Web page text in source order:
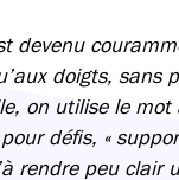
devenu
doigts, sans
on utilise le
défis, «
rendre peu